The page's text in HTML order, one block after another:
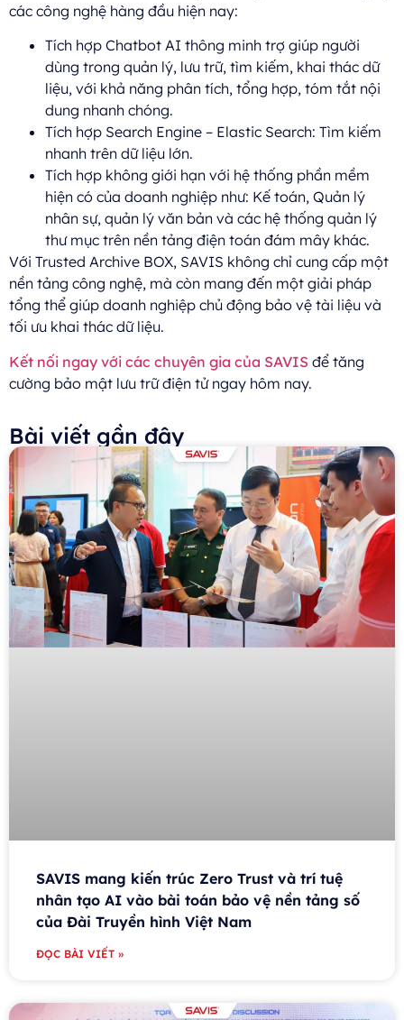
các công nghệ hàng đầu hiện nay:
Tích hợp Chatbot AI thông minh trợ giúp người
dùng trong quản lý, lưu trữ, tìm kiếm, khai thác dữ
liệu, với khả năng phân tích, tổng hợp, tóm tắt nội
dung nhanh chóng.
Tích hợp Search Engine – Elastic Search: Tìm kiếm
nhanh trên dữ liệu lớn.
Tích hợp không giới hạn với hệ thống phần mềm
hiện có của doanh nghiệp như: Kế toán, Quản lý
nhân sự, quản lý văn bản và các hệ thống quản lý
thư mục trên nền tảng điện toán đám mây khác.
Với Trusted Archive BOX, SAVIS không chỉ cung cấp một
nền tảng công nghệ, mà còn mang đến một giải pháp
tổng thể giúp doanh nghiệp chủ động bảo vệ tài liệu và
tối ưu khai thác dữ liệu.
Kết nối ngay với các chuyên gia của SAVIS để tăng
cường bảo mật lưu trữ điện tử ngay hôm nay.
Bài viết gần đây
SAVIS mang kiến trúc Zero Trust và trí tuệ
nhân tạo AI vào bài toán bảo vệ nền tảng số
của Đài Truyền hình Việt Nam
ĐỌC BÀI VIẾT »